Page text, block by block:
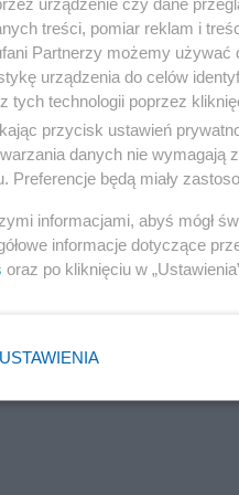
Frosty
treści, pomiar reklam i
Partnerzy możemy
urządzenia do celów
tych technologii poprzez
przycisk ustawień
danych nie
Preferencje będą miały
informacjami, abyś mógł
informacje dotyczące
oraz po kliknięciu w
USTAWIENIA